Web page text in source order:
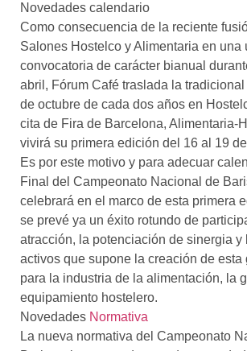
Novedades calendario
Como consecuencia de la reciente
Salones Hostelco y Alimentaria en una
convocatoria de carácter bianual
abril, Fórum Café traslada la tradicional
de octubre de cada dos años en
cita de Fira de Barcelona, Alimentaria-
vivirá su primera edición del 16 al 19
Es por este motivo y para adecuar
Final del Campeonato Nacional de
celebrará en el marco de esta primera
se prevé ya un éxito rotundo de
atracción, la potenciación de sinergia y
activos que supone la creación de esta
para la industria de la alimentación, la
equipamiento hostelero.
Novedades Normativa
La nueva normativa del Campeonato